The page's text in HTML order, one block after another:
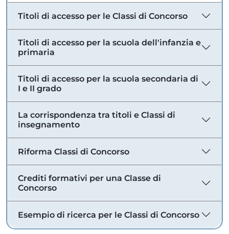
Titoli di accesso per le Classi di Concorso
Titoli di accesso per la scuola dell'infanzia e
primaria
Titoli di accesso per la scuola secondaria di
I e II grado
La corrispondenza tra titoli e Classi di
insegnamento
Riforma Classi di Concorso
Crediti formativi per una Classe di
Concorso
Esempio di ricerca per le Classi di Concorso